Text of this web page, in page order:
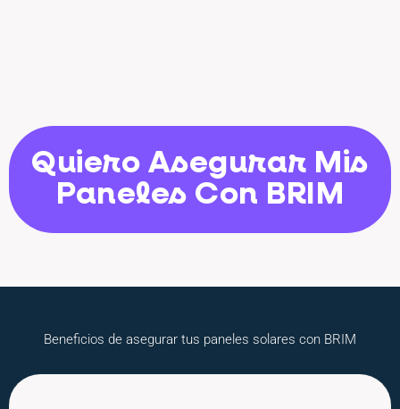
Quiero Asegurar Mis
Paneles Con BRIM
Beneficios de asegurar tus paneles solares con BRIM